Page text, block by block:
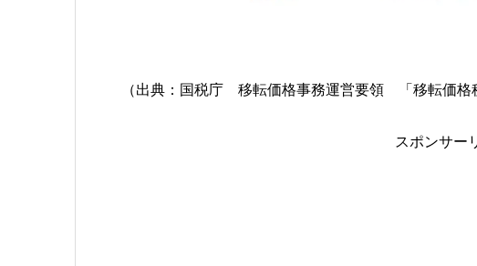
（出典：国税庁 移転価格事務運営要領 「移転価格
スポンサー